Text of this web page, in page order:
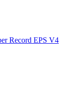
Record EPS V4